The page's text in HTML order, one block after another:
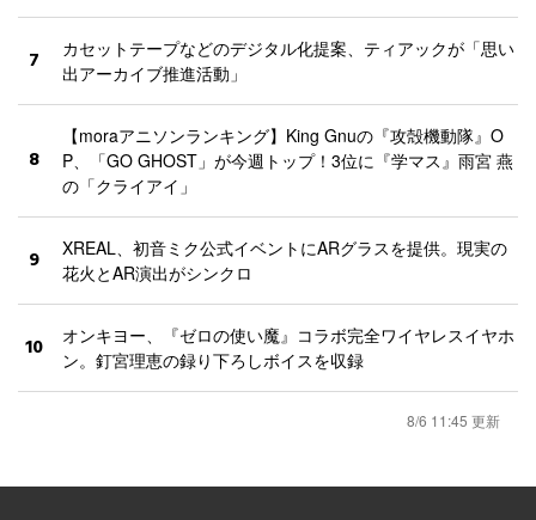
7
カセットテープなどのデジタル化提案、ティアックが「思い
出アーカイブ推進活動」
8
【moraアニソンランキング】King Gnuの『攻殻機動隊』O
P、「GO GHOST」が今週トップ！3位に『学マス』雨宮 燕
の「クライアイ」
9
XREAL、初音ミク公式イベントにARグラスを提供。現実の
花火とAR演出がシンクロ
10
オンキヨー、『ゼロの使い魔』コラボ完全ワイヤレスイヤホ
ン。釘宮理恵の録り下ろしボイスを収録
8/6 11:45 更新